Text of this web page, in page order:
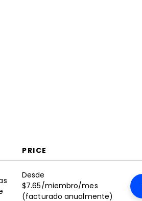
PRICE
Desde
$7.65/miembro/mes
(facturado anualmente)